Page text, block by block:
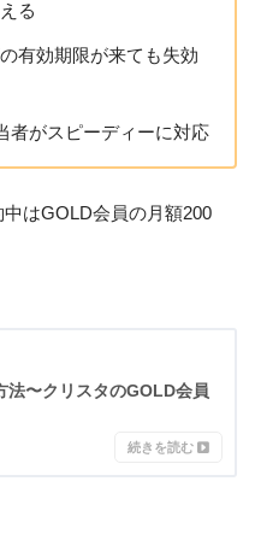
る
有効期限が来ても失効
者がスピーディーに対応
はGOLD会員の月額200
法〜クリスタのGOLD会員